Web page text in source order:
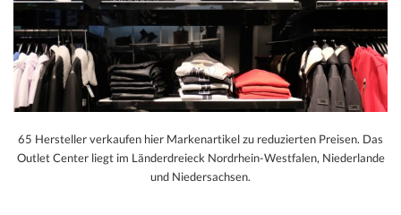
65 Hersteller verkaufen hier Markenartikel zu reduzierten Preisen. Das
Outlet Center liegt im Länderdreieck Nordrhein-Westfalen, Niederlande
und Niedersachsen.